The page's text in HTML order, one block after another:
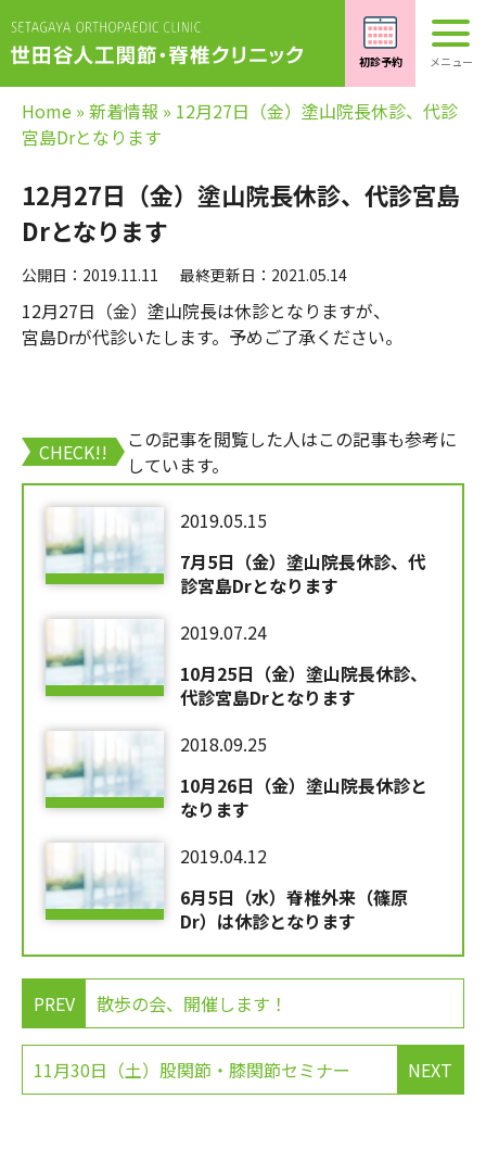
Home » 新着情報 » 12月27日（金）塗山院長休診、代診
宮島Drとなります
12月27日（金）塗山院長休診、代診宮島
Drとなります
公開日：2019.11.11 最終更新日：2021.05.14
12月27日（金）塗山院長は休診となりますが、
宮島Drが代診いたします。予めご了承ください。
CHECK!!
この記事を閲覧した人はこの記事も参考に
しています。
2019.05.15
7月5日（金）塗山院長休診、代
診宮島Drとなります
2019.07.24
10月25日（金）塗山院長休診、
代診宮島Drとなります
2018.09.25
10月26日（金）塗山院長休診と
なります
2019.04.12
6月5日（水）脊椎外来（篠原
Dr）は休診となります
PREV 散歩の会、開催します！
NEXT
11月30日（土）股関節・膝関節セミナー